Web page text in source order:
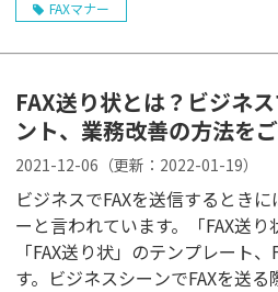
FAXマナー
FAX送り状とは？ビジネ
ント、業務改善の方法を
2021-12-06 （更新： 2022-01-19）
ビジネスでFAXを送信するとき
ーと言われています。「FAX送
「FAX送り状」のテンプレート
す。ビジネスシーンでFAXを送る